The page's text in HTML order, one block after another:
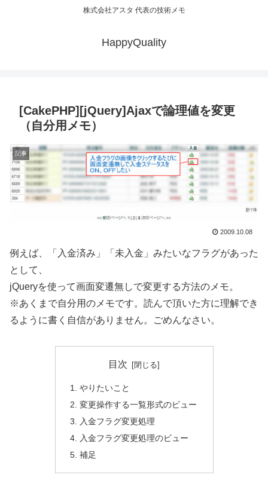
株式会社アスタ 代表の技術メモ
HappyQuality
[CakePHP][jQuery]Ajaxで論理値を変更
（自分用メモ）
記事
2009.10.08
例えば、「入金済み」「未入金」みたいなフラグがあった
として、
jQueryを使って画面変遷無しで変更する方法のメモ。
※あくまで自分用のメモです。読んで頂いた方に理解でき
るように書く自信がありません。ごめんなさい。
目次
やりたいこと
変更操作する一覧形式のビュー
入金フラグ変更処理
入金フラグ変更処理のビュー
補足